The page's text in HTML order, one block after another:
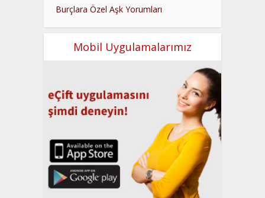
Burçlara Özel Aşk Yorumları
Mobil Uygulamalarımız